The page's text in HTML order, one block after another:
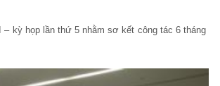
– kỳ họp lần thứ 5 nhằm sơ kết công tác 6 tháng